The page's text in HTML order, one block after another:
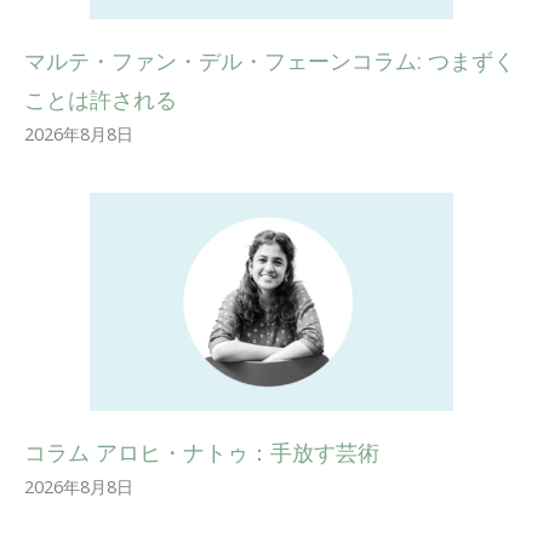
マルテ・ファン・デル・フェーンコラム: つまずく
ことは許される
2026年8月8日
コラム アロヒ・ナトゥ：手放す芸術
2026年8月8日